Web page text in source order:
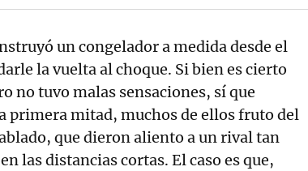
un congelador a medida desde el
la vuelta al choque. Si bien es cierto
no tuvo malas sensaciones, sí que
primera mitad, muchos de ellos fruto del
que dieron aliento a un rival tan
las distancias cortas. El caso es que,